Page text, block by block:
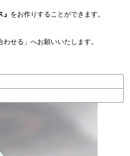
をお作りすることができます。
せる」へお願いいたします。